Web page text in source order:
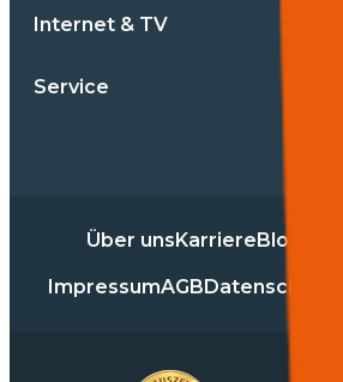
Internet & TV
Service
Über unsKarriereBlog
ImpressumAGBDatenschutz